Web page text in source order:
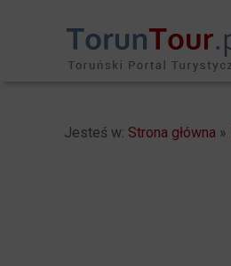
Jesteś w: Strona główna »